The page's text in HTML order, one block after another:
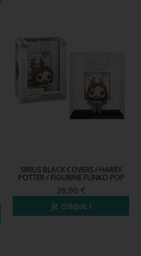
SIRIUS BLACK COVERS / HARRY
POTTER / FIGURINE FUNKO POP
26,90 €
Je craque !